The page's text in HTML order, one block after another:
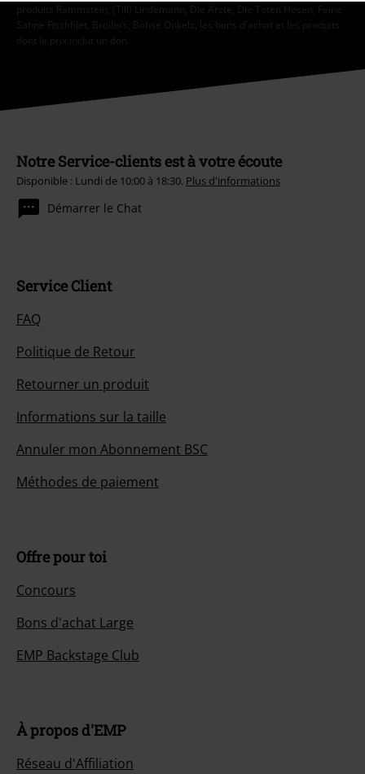
produits Rammstein, (Till) Lindemann, Die Ärzte, Die Toten Hosen, Feine
Sahne Fischfilet, Broilers, Böhse Onkelz, les bons d'achat et les produits
dont le prix inclut un don.
Notre Service-clients est à votre écoute
Disponible : Lundi de 10:00 à 18:30. Plus d'informations
Démarrer le Chat
Service Client
FAQ
Politique de Retour
Retourner un produit
Informations sur la taille
Annuler mon Abonnement BSC
Méthodes de paiement
Offre pour toi
Concours
Bons d'achat Large
EMP Backstage Club
À propos d'EMP
Réseau d'Affiliation